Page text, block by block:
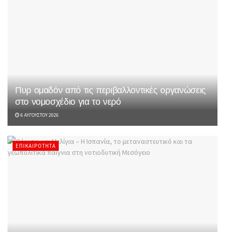
Πυρ ομαδόν από τις περιβαλλοντικές οργανώσεις
στο νομοσχέδιο για το νερό
6 ΑΥΓΟΎΣΤΟΥ 2026
ΕΠΙΚΑΙΡΌΤΗΤΑ